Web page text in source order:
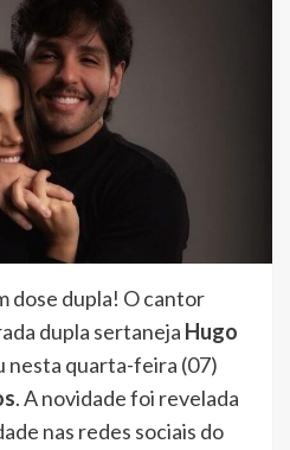
dose dupla! O cantor
dupla sertaneja Hugo
nesta quarta-feira (07)
. A novidade foi revelada
nas redes sociais do